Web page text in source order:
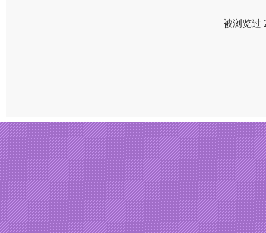
被浏览过